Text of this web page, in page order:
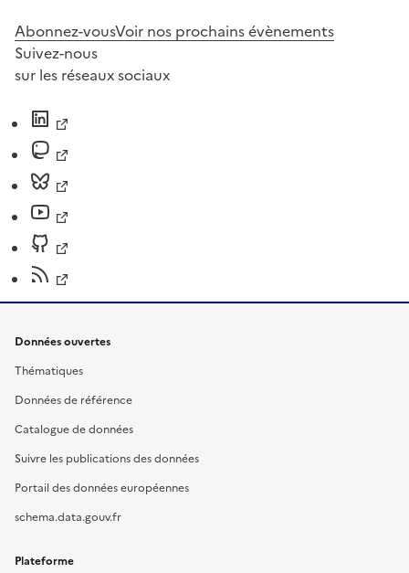
Abonnez-vousVoir nos prochains évènements
Suivez-nous
sur les réseaux sociaux
Données ouvertes
Thématiques
Données de référence
Catalogue de données
Suivre les publications des données
Portail des données européennes
schema.data.gouv.fr
Plateforme